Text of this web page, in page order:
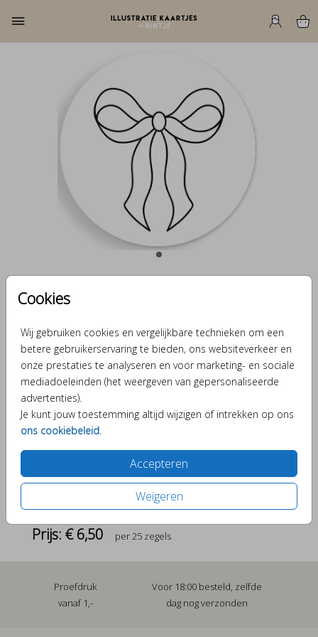
Cookies
Wij gebruiken cookies en vergelijkbare technieken om een
betere gebruikerservaring te bieden, ons websiteverkeer en
onze prestaties te analyseren en voor marketing- en sociale
mediadoeleinden (het weergeven van gepersonaliseerde
advertenties).
Je kunt jouw toestemming altijd wijzigen of intrekken op ons
ons cookiebeleid
Accepteren
Weigeren
Sluitzegel strik
Aantal x 25 zegels Prijs:€ 6,50
Verschillende elementjes om je kaartje bijzonder te
maken.
OMSCHRIJVING
Prijs: € 6,50 per 25 zegels
Proefdruk
vanaf 1,-
Voor 18:00 besteld, zelfde
dag nog verzonden